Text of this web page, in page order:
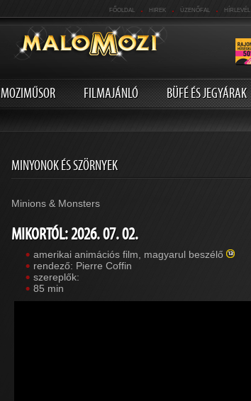
FŐOLDAL . HIREK . ÜZENŐFAL . HÍRLEVÉL
MOZIMŰSOR FILMAJÁNLÓ BÜFÉ ÉS JEGYÁRAK
MINYONOK ÉS SZÖRNYEK
Minions & Monsters
MIKORTÓL: 2026. 07. 02.
amerikai animációs film, magyarul beszélő
rendező: Pierre Coffin
szereplők:
85 min